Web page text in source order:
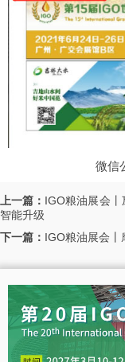
微信
上一篇： IGO粮油展会
智能升级
下一篇： IGO粮油展会丨